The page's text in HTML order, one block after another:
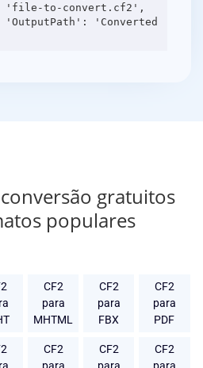
'file-to-convert.cf2',
'Converted
gratuitos
populares
CF2
para
MHTML
CF2
para
FBX
CF2
para
PDF
CF2
CF2
CF2